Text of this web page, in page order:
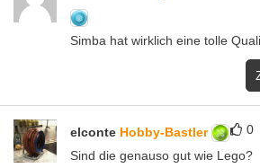
Simba hat wirklich eine tolle
0
elconte Hobby-Bastler
Sind die genauso gut wie Lego?